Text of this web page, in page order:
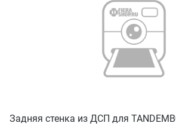
Задняя стенка из ДСП для